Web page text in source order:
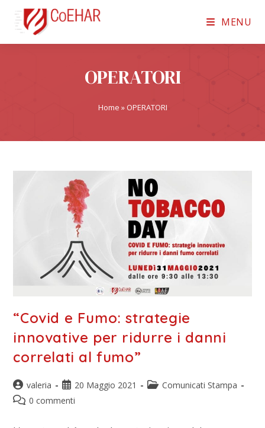
MENU
OPERATORI
Home » OPERATORI
“Covid e Fumo: strategie
innovative per ridurre i danni
correlati al fumo”
valeria 20 Maggio 2021
Comunicati Stampa
0 commenti